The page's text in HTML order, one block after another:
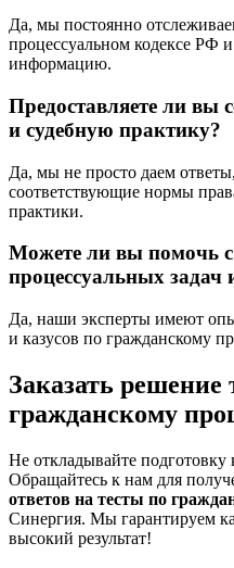
Да, мы постоянно
процессуальном кодексе РФ
информацию.
Предоставляете ли
и судебную практику?
Да, мы не просто даем
соответствующие нормы
практики.
Можете ли вы помочь
процессуальных задач
Да, наши эксперты имеют
и казусов по гражданскому
Заказать решение
гражданскому
Не откладывайте
Обращайтесь к нам для
ответов на тесты по
Синергия. Мы гарантируем
высокий результат!